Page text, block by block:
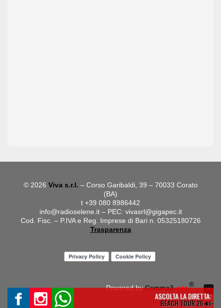
© 2026 Viva s.r.l. – Corso Garibaldi, 39 – 70033 Corato
(BA)
t +39 080 8986442
info@radioselene.it– PEC: vivasrl@gigapec.it
Cod. Fisc. – P.IVA e Reg. Imprese di Bari n. 05325180726
Trasparenza
Powered byComma3 ®
ASCOLTA LA DIRETTA:
BEACH TOUR 26